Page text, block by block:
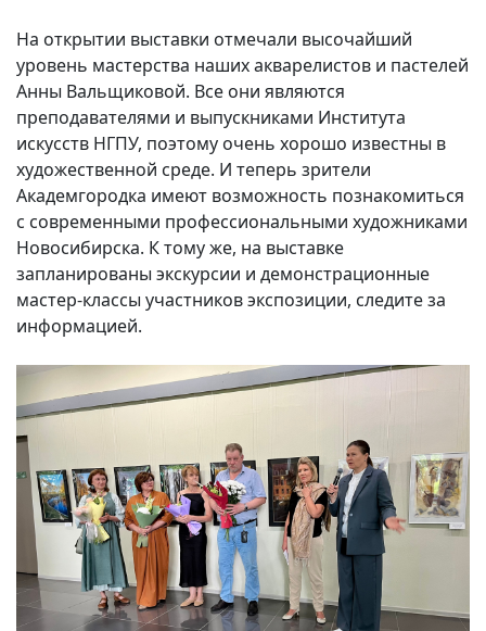
На открытии выставки отмечали высочайший
уровень мастерства наших акварелистов и пастелей
Анны Вальщиковой. Все они являются
преподавателями и выпускниками Института
искусств НГПУ, поэтому очень хорошо известны в
художественной среде. И теперь зрители
Академгородка имеют возможность познакомиться
с современными профессиональными художниками
Новосибирска. К тому же, на выставке
запланированы экскурсии и демонстрационные
мастер-классы участников экспозиции, следите за
информацией.